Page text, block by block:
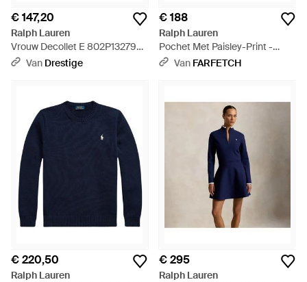
€ 147,20
Ralph Lauren
Vrouw Decollet E 802P13279
001 Lolah Cp Teen Pompen
Van Drestige
€ 188
Ralph Lauren
Pochet Met Paisley-Print -
Groen
Van FARFETCH
€ 220,50
Ralph Lauren
€ 295
Ralph Lauren